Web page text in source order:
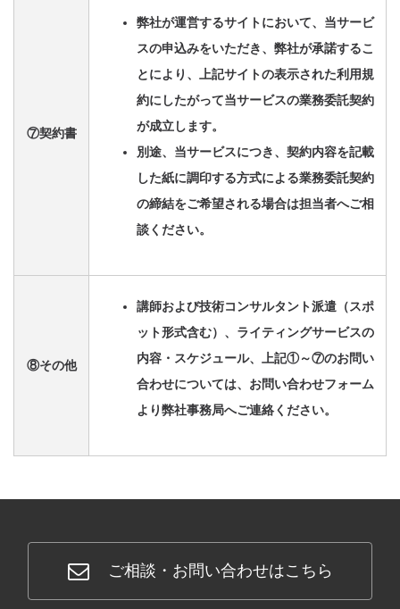
⑦契約書
弊社が運営するサイトにおいて、当サービ
スの申込みをいただき、弊社が承諾するこ
とにより、上記サイトの表示された利用規
約にしたがって当サービスの業務委託契約
が成立します。
別途、当サービスにつき、契約内容を記載
した紙に調印する方式による業務委託契約
の締結をご希望される場合は担当者へご相
談ください。
⑧その他
講師および技術コンサルタント派遣（スポ
ット形式含む）、ライティングサービスの
内容・スケジュール、上記①～⑦のお問い
合わせについては、お問い合わせフォーム
より弊社事務局へご連絡ください。
ご相談・お問い合わせはこちら